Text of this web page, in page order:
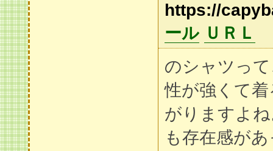
https://
ール ＵＲＬ
のシャツっ
性が強くて
がりますよ
も存在感が